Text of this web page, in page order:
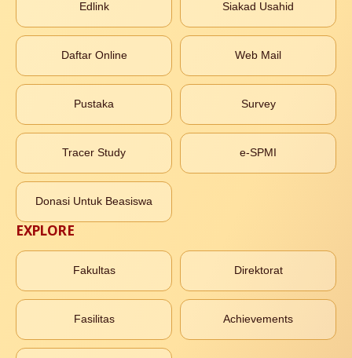
Edlink Siakad Usahid
Daftar Online Web Mail
Pustaka Survey
Tracer Study e-SPMI
Donasi Untuk Beasiswa
EXPLORE
Fakultas Direktorat
Fasilitas Achievements